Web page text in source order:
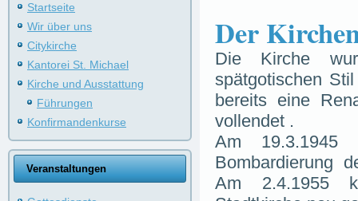
Startseite
Wir über uns
Citykirche
Kantorei St. Michael
Kirche und Ausstattung
Führungen
Konfirmandenkurse
Veranstaltungen
Der
Die Kirche
spätgotischen
bereits eine
vollendet .
Am
Bombardierung
Am 2.4.1955